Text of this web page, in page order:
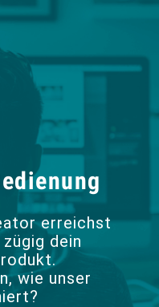
erreichst
dein
wie unser